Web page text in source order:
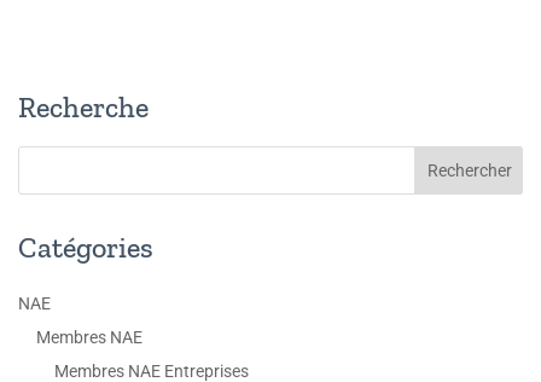
Recherche
Catégories
NAE
Membres NAE
Membres NAE Entreprises